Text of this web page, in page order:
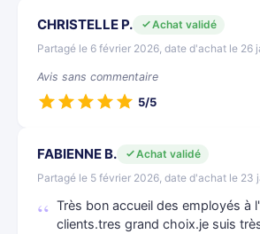
CHRISTELLE P.
Achat validé
Partagé le 6 février 2026, date d'achat le 26
Avis sans commentaire
5/5
FABIENNE B.
Achat validé
Partagé le 5 février 2026, date d'achat le 23
Très bon accueil des employés à
clients.tres grand choix.je suis